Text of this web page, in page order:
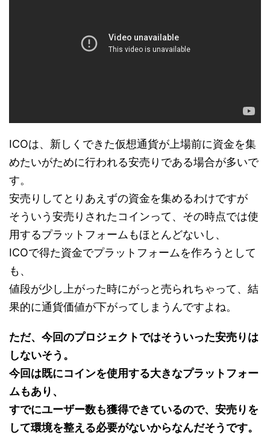
ICOは、新しくできた仮想通貨が上場前に資金を集
めたいがために行われる安売りである場合が多いで
す。
安売りしてとりあえずの資金を集めるわけですが
そういう安売りされたコインって、その時点では使
用するプラットフォームもほとんどないし、
ICOで得た資金でプラットフォームを作ろうとして
も、
値段が少し上がった時にがっと売られちゃって、結
果的に通貨価値が下がってしまうんですよね。
ただ、今回のプロジェクトではそういった安売りは
しないそう。
今回は既にコインを使用する大きなプラットフォー
ムもあり、
すでにユーザー数も獲得できているので、安売りを
して環境を整える必要がないからなんだそうです。